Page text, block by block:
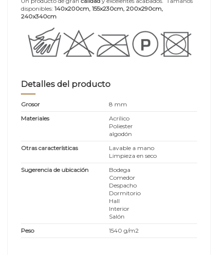
disponibles: 140x200cm, 155x230cm, 200x290cm,
240x340cm
Detalles del producto
Grosor
8 mm
Materiales
Acrílico
Poliester
algodón
Otras características
Lavable a mano
Limpieza en seco
Sugerencia de ubicación
Bodega
Comedor
Despacho
Dormitorio
Hall
Interior
Salón
Peso
1540 g/m2